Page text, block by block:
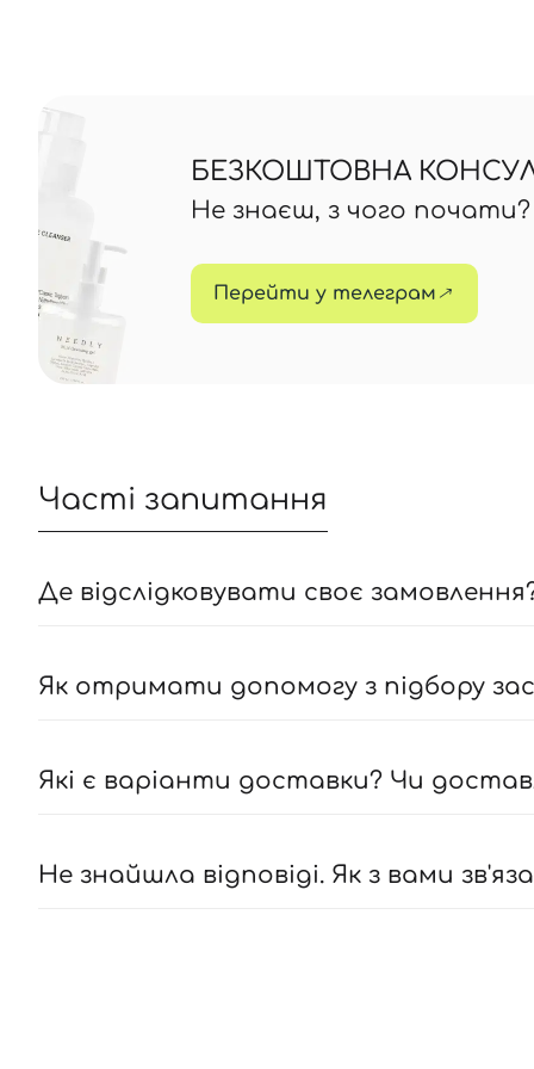
БЕЗКОШТОВНА
Не знаєш, з чого
Перейти у телеграм
Часті запитання
Де відслідковувати своє
Як отримати допомогу з підбору
Які є варіанти доставки? Чи
Не знайшла відповіді. Як з вами